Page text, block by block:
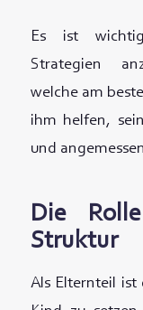
Es ist
Strategien
welche am
ihm helfen,
und
Die
Struktur
Als Elternteil ist